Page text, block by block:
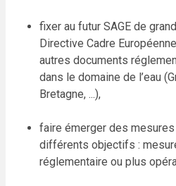
fixer au futur SAGE de
Directive Cadre
autres documents
dans le domaine de l’eau
Bretagne, ...),
faire émerger des
différents objectifs :
réglementaire ou plus